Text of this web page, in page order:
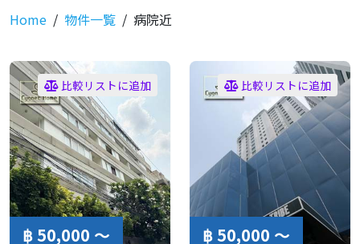
Home 物件一覧 病院近
比較リストに追加
฿ 50,000 ～
比較リストに追加
฿ 50,000 ～